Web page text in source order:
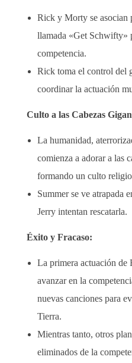
Rick y Morty se asocian
llamada «Get Schwifty»
competencia.
Rick toma el control del
coordinar la actuación
Culto a las Cabezas
La humanidad,
comienza a adorar a las
formando un culto
Summer se ve atrapada
Jerry intentan rescatarla.
Éxito y Fracaso:
La primera actuación
avanzar en la
nuevas canciones para
Tierra.
Mientras tanto, otros
eliminados de la